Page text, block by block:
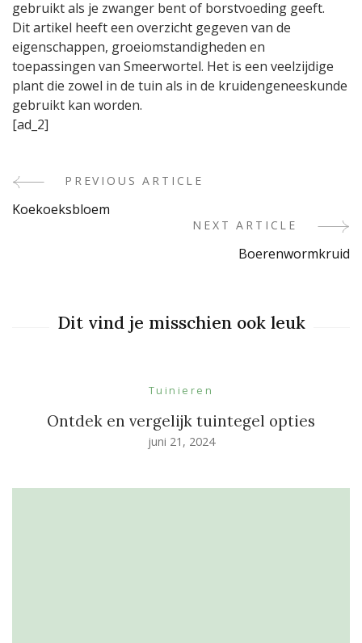
gebruikt als je zwanger bent of borstvoeding geeft.
Dit artikel heeft een overzicht gegeven van de
eigenschappen, groeiomstandigheden en
toepassingen van Smeerwortel. Het is een veelzijdige
plant die zowel in de tuin als in de kruidengeneeskunde
gebruikt kan worden.
[ad_2]
PostPREVIOUS ARTICLE
Koekoeksbloem
NEXT ARTICLE
Boerenwormkruid
Dit vind je misschien ook leuk
Tuinieren
Ontdek en vergelijk tuintegel opties
juni 21, 2024